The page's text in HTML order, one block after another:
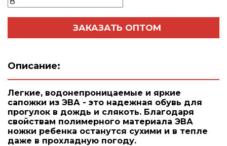
ЗАКАЗАТЬ ОПТОМ
Описание:
Легкие, водонепроницаемые и яркие
сапожки из ЭВА - это надежная обувь для
прогулок в дождь и слякоть. Благодаря
свойствам полимерного материала ЭВА
ножки ребенка останутся сухими и в тепле
даже в прохладную погоду.